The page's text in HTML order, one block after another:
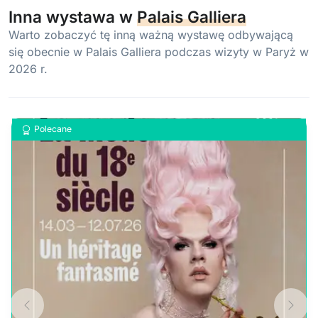
Inna wystawa w Palais Galliera
Warto zobaczyć tę inną ważną wystawę odbywającą
się obecnie w Palais Galliera podczas wizyty w Paryż w
2026 r.
Polecane